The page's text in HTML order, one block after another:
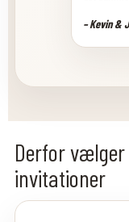
– Kevin &
Derfor
invitationer